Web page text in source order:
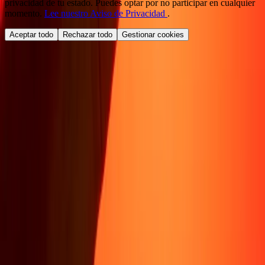
privacidad de tu estado. Puedes optar por no participar en cualquier
momento. Lee nuestro Aviso de Privacidad .
Aceptar todo Rechazar todo Gestionar cookies